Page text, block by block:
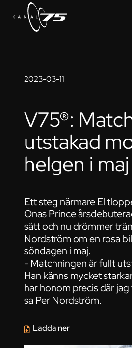
2023-03-11
V75®:
utstakad
helgen i maj
Ett steg närmare
Önas Prince
sätt och nu drömmer
Nordström om en rosa
söndagen i maj.
- Matchningen är fullt
Han känns mycket
har honom precis där jag
sa Per Nordström.
Ladda ner